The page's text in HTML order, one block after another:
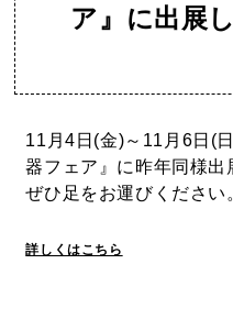
ア』に出展
11月4日(金)～11月6日(
器フェア』に昨年同様出
ぜひ足をお運びください
詳しくはこちら